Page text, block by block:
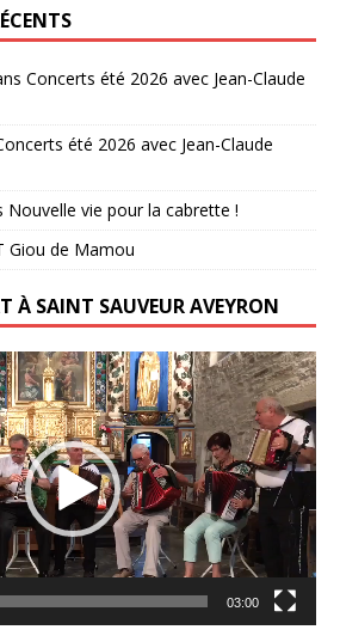
Concerts été 2026 avec Jean-Claude
été 2026 avec Jean-Claude
Nouvelle vie pour la cabrette !
Giou de Mamou
À SAINT SAUVEUR AVEYRON
03:00